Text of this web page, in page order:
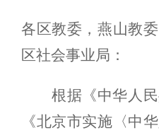
各区教委，燕山教
区社会事业局：
根据《中华人
《北京市实施〈中